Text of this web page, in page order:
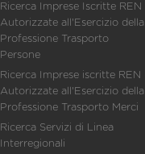
Ricerca Imprese Iscritte REN
Autorizzate all'Esercizio della
Professione Trasporto
Persone
Ricerca Imprese iscritte REN
Autorizzate all'Esercizio della
Professione Trasporto Merci
Ricerca Servizi di Linea
Interregionali